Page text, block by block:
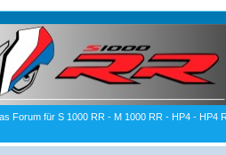
Forum für S 1000 RR - M 1000 RR - HP4 - HP4